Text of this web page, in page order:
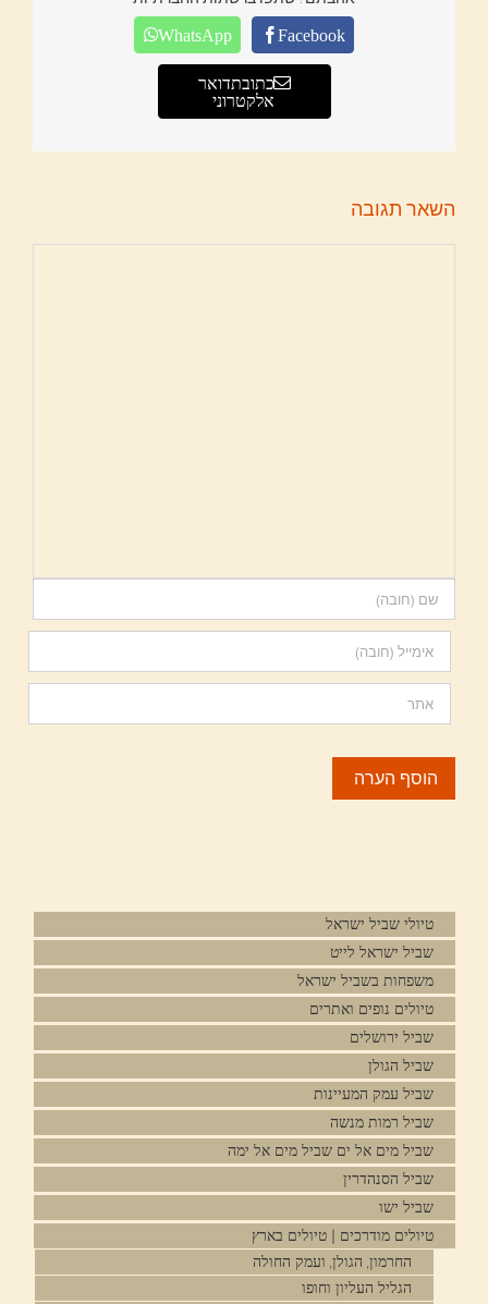
Facebook
WhatsApp
כתובת דואר
אלקטרוני
השאר תגובה
טיולי שביל ישראל
שביל ישראל לייט
משפחות בשביל ישראל
טיולים נופים ואתרים
שביל ירושלים
שביל הגולן
שביל עמק המעיינות
שביל רמות מנשה
שביל מים אל ים שביל מים אל ימה
שביל הסנהדרין
שביל ישו
טיולים מודרכים | טיולים בארץ
החרמון, הגולן, ועמק החולה
הגליל העליון וחופו